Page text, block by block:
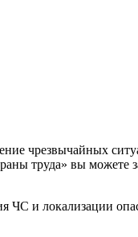
чрезвычайных
труда» вы можете
ЧС и локализации